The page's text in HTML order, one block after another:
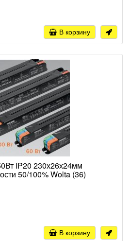
В корзину
IP20 230х26х24мм
50/100% Wolta (36)
В корзину